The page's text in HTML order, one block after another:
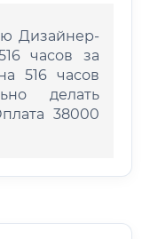
Дизайнер-
часов за
516 часов
делать
38000